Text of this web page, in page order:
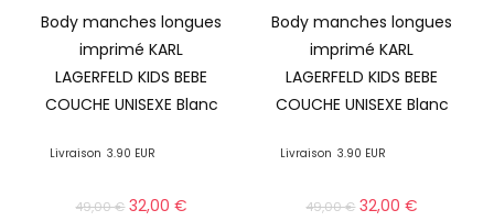
Body manches longues
imprimé KARL
LAGERFELD KIDS BEBE
COUCHE UNISEXE Blanc
Livraison 3.90 EUR
49,00€ 32,00€
Body manches longues
imprimé KARL
LAGERFELD KIDS BEBE
COUCHE UNISEXE Blanc
Livraison 3.90 EUR
49,00€ 32,00€